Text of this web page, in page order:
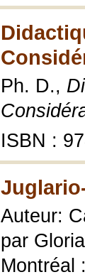
Ph. D.,
ISBN :
Auteur:
par
Montréal